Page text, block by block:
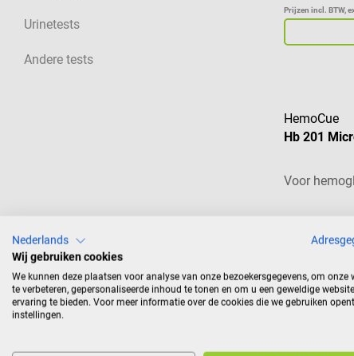
Urinetests
Andere tests
Prijzen incl. BTW,
HemoCue
Hb 201
Voor
stuk(s))
Prijzen incl. BTW,
Nederlands
Wij gebruiken cookies
We kunnen deze plaatsen voor analyse van onze bezoekersgegevens, om onze
te verbeteren, gepersonaliseerde inhoud te tonen en om u een geweldige
ervaring te bieden. Voor meer informatie over de cookies die we gebruiken
instellingen.